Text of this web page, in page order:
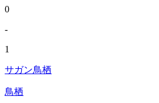
0
-
1
サガン鳥栖
鳥栖